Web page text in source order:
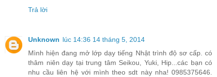
Trả lời
Unknown lúc 14:36 14 tháng 5, 2014
Mình hiện đang mở lớp dạy tiếng Nhật trình độ sơ cấp. có
thâm niên dạy tại trung tâm Seikou, Yuki, Hip...các bạn có
nhu cầu liên hệ với mình theo sdt này nha! 0985375646.